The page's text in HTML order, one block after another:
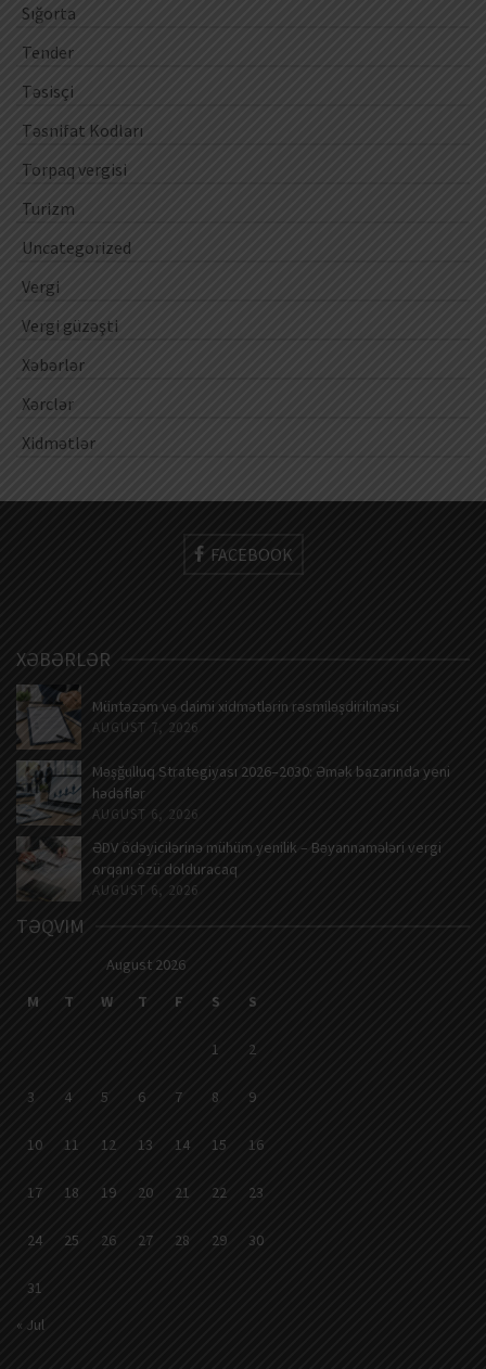
Sığorta
Tender
Təsisçi
Təsnifat Kodları
Torpaq vergisi
Turizm
Uncategorized
Vergi
Vergi güzəşti
Xəbərlər
Xərclər
Xidmətlər
FACEBOOK
XƏBƏRLƏR
Müntəzəm və daimi xidmətlərin rəsmiləşdirilməsi
AUGUST 7, 2026
Məşğulluq Strategiyası 2026–2030: Əmək bazarında yeni
hədəflər
AUGUST 6, 2026
ƏDV ödəyicilərinə mühüm yenilik – Bəyannamələri vergi
orqanı özü dolduracaq
AUGUST 6, 2026
TƏQVIM
August 2026
M
T W T F S S
1 2
3 4 5 6 7 8 9
10 11 12 13 14 15 16
17 18 19 20 21 22 23
24 25 26 27 28 29 30
31
« Jul